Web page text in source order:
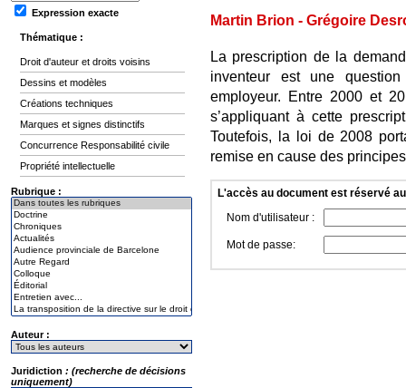
Expression exacte
Thématique :
Droit d'auteur et droits voisins
Dessins et modèles
Créations techniques
Marques et signes distinctifs
Concurrence Responsabilité civile
Propriété intellectuelle
Rubrique :
Auteur :
Juridiction : (recherche de décisions
uniquement)
Martin Brion - Grégoire
La prescription de la
inventeur est une
employeur. Entre 2000 et
s’appliquant à cette
Toutefois, la loi de 2008
remise en cause des
L'accès au document est réservé
Nom d'utilisateur :
Mot de passe: